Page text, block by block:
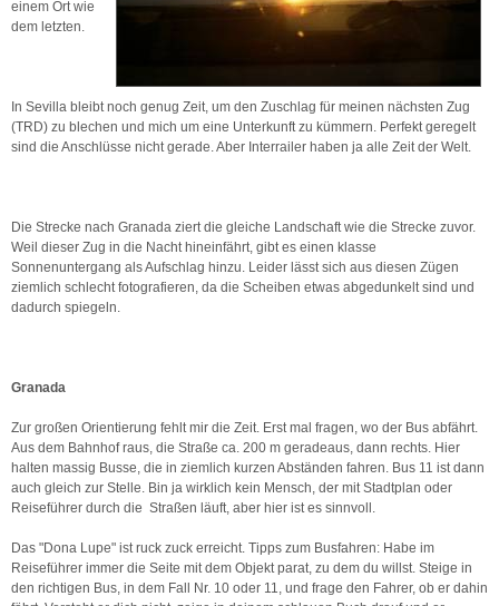
einem Ort wie
dem letzten.
In Sevilla bleibt noch genug Zeit, um den Zuschlag für meinen nächsten Zug
(TRD) zu blechen und mich um eine Unterkunft zu kümmern. Perfekt geregelt
sind die Anschlüsse nicht gerade. Aber Interrailer haben ja alle Zeit der Welt.
Die Strecke nach Granada ziert die gleiche Landschaft wie die Strecke zuvor.
Weil dieser Zug in die Nacht hineinfährt, gibt es einen klasse
Sonnenuntergang als Aufschlag hinzu. Leider lässt sich aus diesen Zügen
ziemlich schlecht fotografieren, da die Scheiben etwas abgedunkelt sind und
dadurch spiegeln.
Granada
Zur großen Orientierung fehlt mir die Zeit. Erst mal fragen, wo der Bus abfährt.
Aus dem Bahnhof raus, die Straße ca. 200 m geradeaus, dann rechts. Hier
halten massig Busse, die in ziemlich kurzen Abständen fahren. Bus 11 ist dann
auch gleich zur Stelle. Bin ja wirklich kein Mensch, der mit Stadtplan oder
Reiseführer durch die Straßen läuft, aber hier ist es sinnvoll.
Das "Dona Lupe" ist ruck zuck erreicht. Tipps zum Busfahren: Habe im
Reiseführer immer die Seite mit dem Objekt parat, zu dem du willst. Steige in
den richtigen Bus, in dem Fall Nr. 10 oder 11, und frage den Fahrer, ob er dahin